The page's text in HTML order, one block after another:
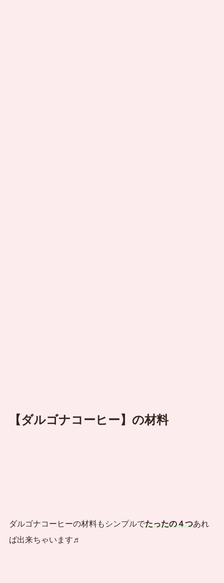
【ダルゴナコーヒー】の材料
ダルゴナコーヒーの材料もシンプルでたったの４つあれ
ば出来ちゃいます♬